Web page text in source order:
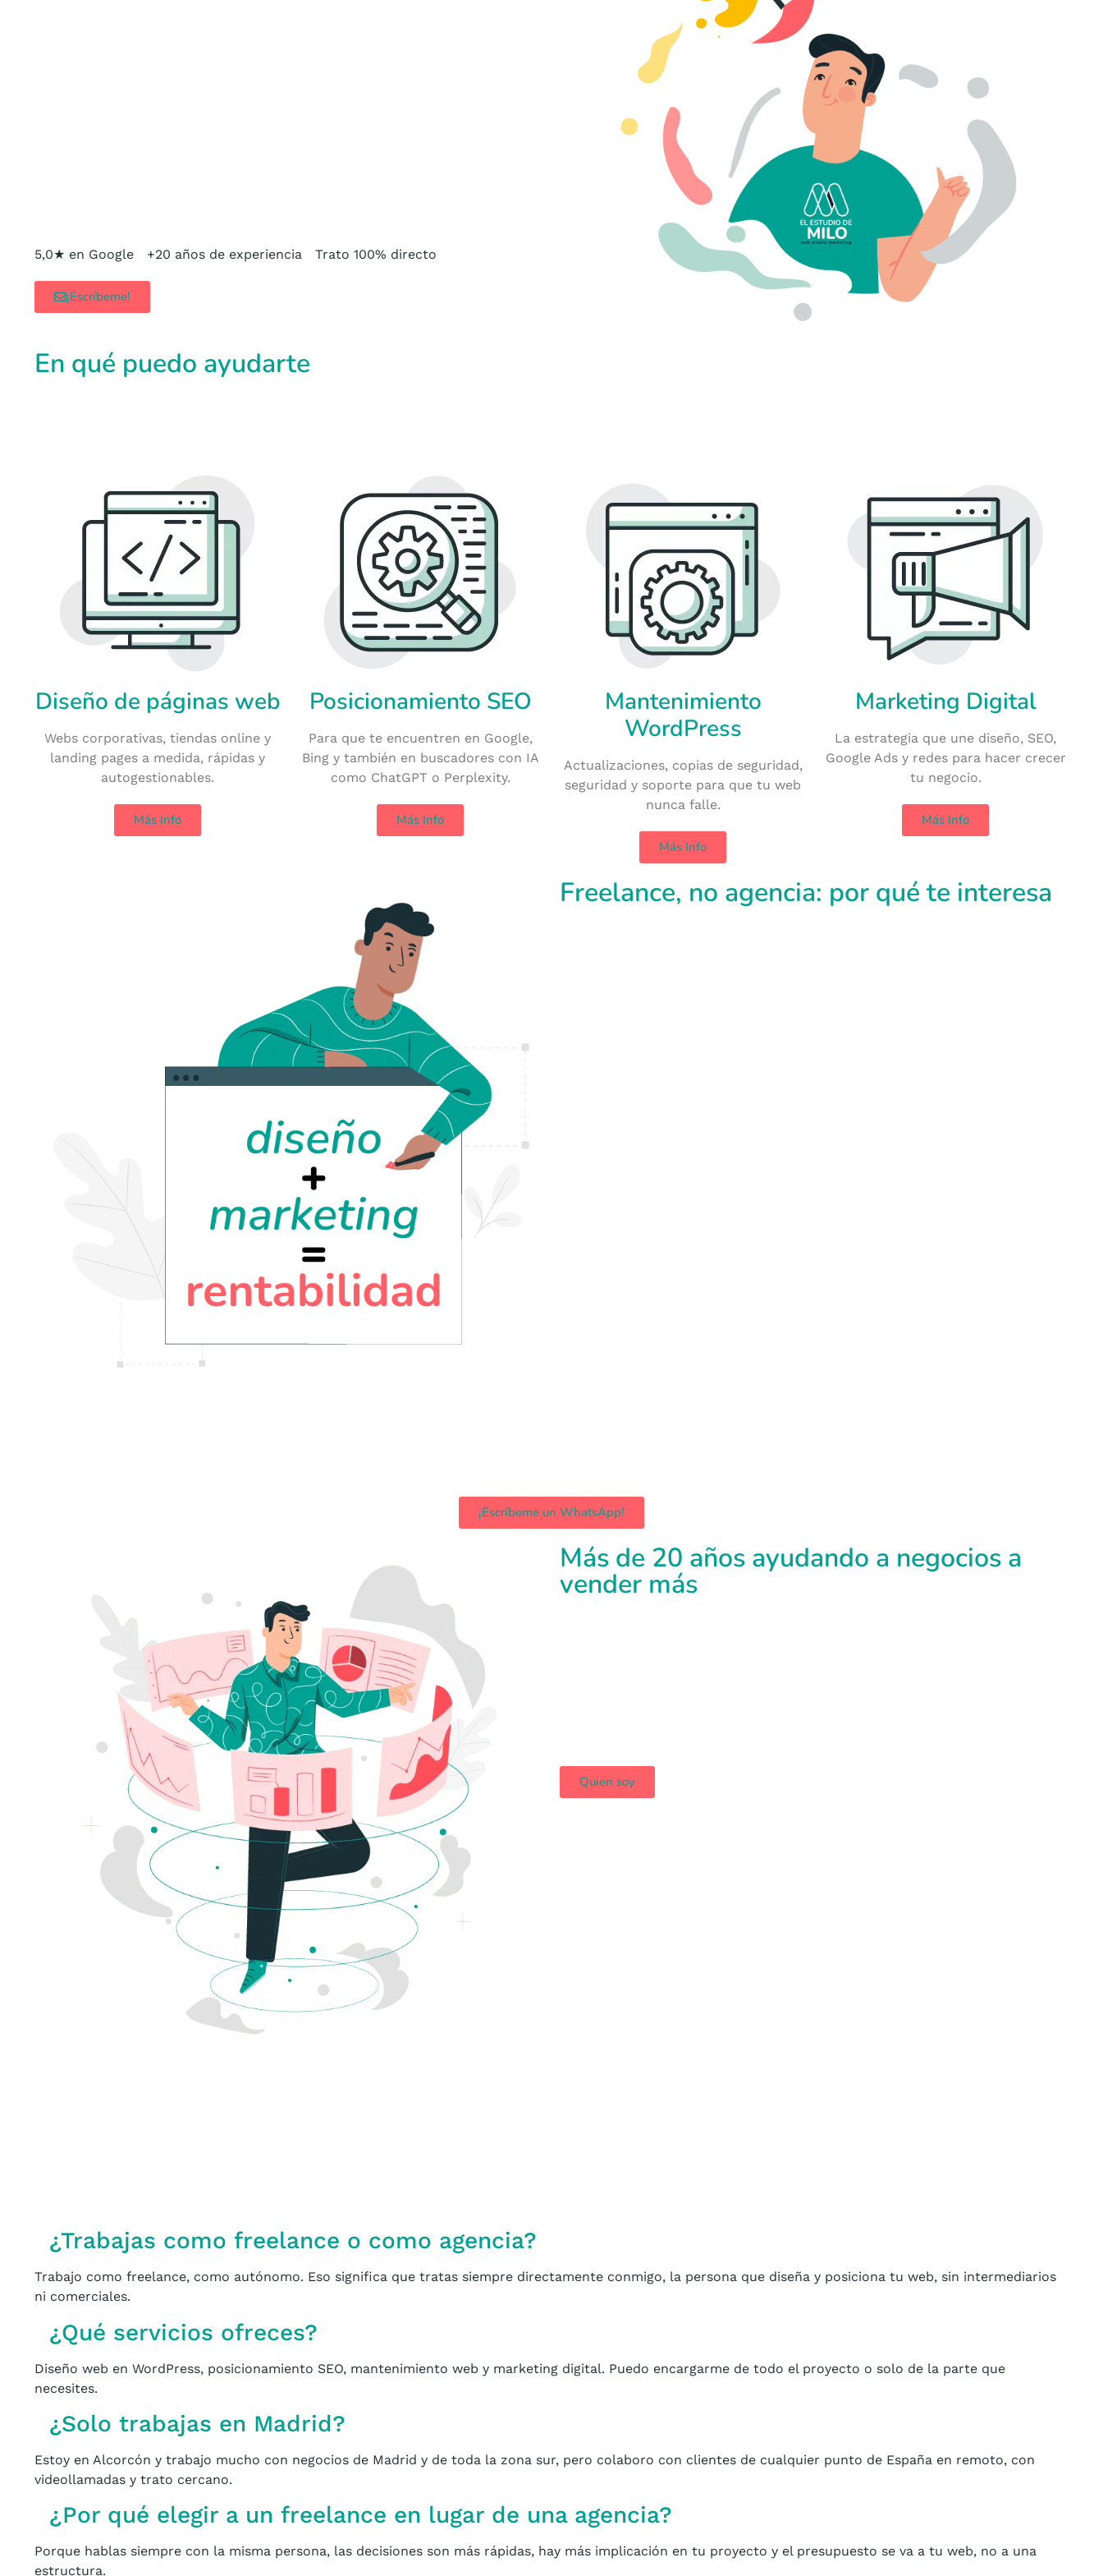
5,0★ en Google +20 años de experiencia Trato 100% directo
¡Escríbeme!
En qué puedo ayudarte
Diseño de páginas web
Webs corporativas, tiendas online y
landing pages a medida, rápidas y
autogestionables.
Más Info
Posicionamiento SEO
Para que te encuentren en Google,
Bing y también en buscadores con IA
como ChatGPT o Perplexity.
Más Info
Mantenimiento
WordPress
Actualizaciones, copias de seguridad,
seguridad y soporte para que tu web
nunca falle.
Más Info
Marketing Digital
La estrategia que une diseño, SEO,
Google Ads y redes para hacer crecer
tu negocio.
Más Info
Freelance, no agencia: por qué te interesa
¡Escríbeme un WhatsApp!
Más de 20 años ayudando a negocios a
vender más
Quien soy
¿Trabajas como freelance o como agencia?
Trabajo como freelance, como autónomo. Eso significa que tratas siempre directamente conmigo, la persona que diseña y posiciona tu web, sin intermediarios
ni comerciales.
¿Qué servicios ofreces?
Diseño web en WordPress, posicionamiento SEO, mantenimiento web y marketing digital. Puedo encargarme de todo el proyecto o solo de la parte que
necesites.
¿Solo trabajas en Madrid?
Estoy en Alcorcón y trabajo mucho con negocios de Madrid y de toda la zona sur, pero colaboro con clientes de cualquier punto de España en remoto, con
videollamadas y trato cercano.
¿Por qué elegir a un freelance en lugar de una agencia?
Porque hablas siempre con la misma persona, las decisiones son más rápidas, hay más implicación en tu proyecto y el presupuesto se va a tu web, no a una
estructura.